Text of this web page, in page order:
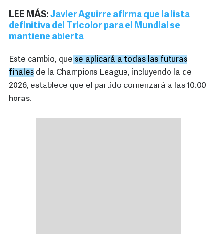
LEE MÁS: Javier Aguirre afirma que la lista
definitiva del Tricolor para el Mundial se
mantiene abierta
Este cambio, que se aplicará a todas las futuras
finales de la Champions League, incluyendo la de
2026, establece que el partido comenzará a las 10:00
horas.